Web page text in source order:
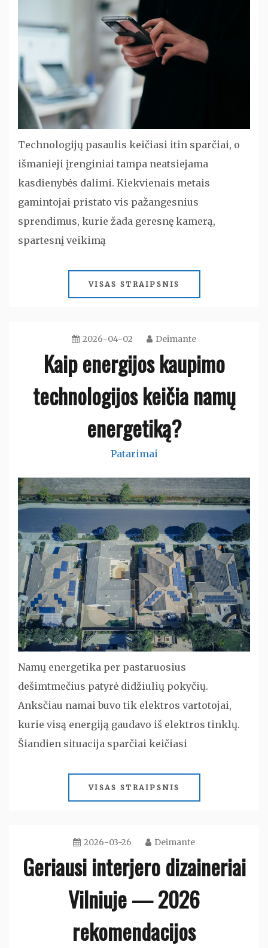
Technologijų pasaulis keičiasi itin sparčiai, o
išmanieji įrenginiai tampa neatsiejama
kasdienybės dalimi. Kiekvienais metais
gamintojai pristato vis pažangesnius
sprendimus, kurie žada geresnę kamerą,
spartesnį veikimą
VISAS STRAIPSNIS
2026-04-02 Deimante
Kaip energijos kaupimo
technologijos keičia namų
energetiką?
Patarimai
Namų energetika per pastaruosius
dešimtmečius patyrė didžiulių pokyčių.
Anksčiau namai buvo tik elektros vartotojai,
kurie visą energiją gaudavo iš elektros tinklų.
Šiandien situacija sparčiai keičiasi
VISAS STRAIPSNIS
2026-03-26 Deimante
Geriausi interjero dizaineriai
Vilniuje — 2026
rekomendacijos